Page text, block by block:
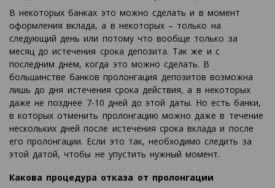
В некоторых банках это можно сделать и в момент
оформления вклада, а в некоторых – только на
следующий день или потому что вообще только за
месяц до истечения срока депозита. Так же и с
последним днем, когда это можно сделать. В
большинстве банков пролонгация депозитов возможна
лишь до дня истечения срока действия, а в некоторых
даже не позднее 7-10 дней до этой даты. Но есть банки,
в которых отменить пролонгацию можно даже в течение
нескольких дней после истечения срока вклада и после
его пролонгации. Если это так, необходимо следить за
этой датой, чтобы не упустить нужный момент.
Какова процедура отказа от пролонгации